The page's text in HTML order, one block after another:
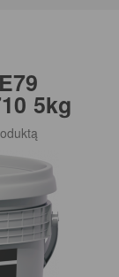
5kg